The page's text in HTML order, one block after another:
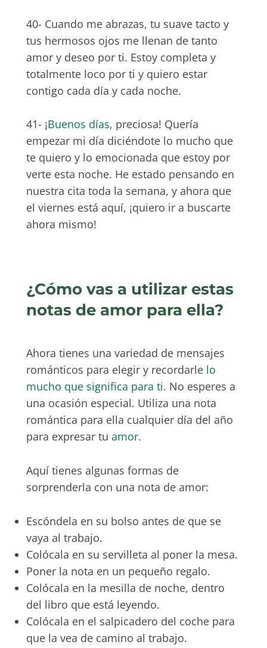
40- Cuando me abrazas, tu suave tacto y
tus hermosos ojos me llenan de tanto
amor y deseo por ti. Estoy completa y
totalmente loco por ti y quiero estar
contigo cada día y cada noche.
41- ¡Buenos días, preciosa! Quería
empezar mi día diciéndote lo mucho que
te quiero y lo emocionada que estoy por
verte esta noche. He estado pensando en
nuestra cita toda la semana, y ahora que
el viernes está aquí, ¡quiero ir a buscarte
ahora mismo!
¿Cómo vas a utilizar estas
notas de amor para ella?
Ahora tienes una variedad de mensajes
románticos para elegir y recordarle lo
mucho que significa para ti. No esperes a
una ocasión especial. Utiliza una nota
romántica para ella cualquier día del año
para expresar tu amor.
Aquí tienes algunas formas de
sorprenderla con una nota de amor:
Escóndela en su bolso antes de que se
vaya al trabajo.
Colócala en su servilleta al poner la mesa.
Poner la nota en un pequeño regalo.
Colócala en la mesilla de noche, dentro
del libro que está leyendo.
Colócala en el salpicadero del coche para
que la vea de camino al trabajo.